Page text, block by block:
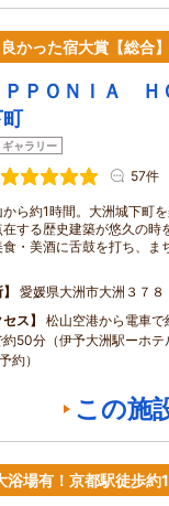
かった宿大賞【総合
ＰＰＯＮＩＡ
ギャラリー
57件
から約1時間。大洲城下町
在する歴史建築が悠久の時
食・美酒に舌鼓を打ち、ま
愛媛県大洲市大洲３７８
セス
松山空港から電車
約50分（伊予大洲駅ーホ
約）
この施
有！京都駅徒歩約